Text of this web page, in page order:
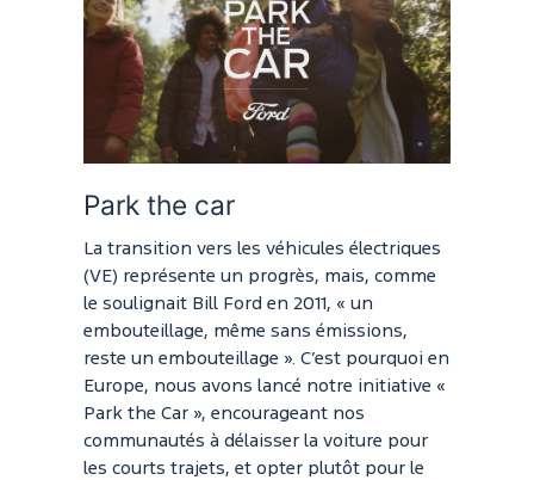
Park the car
La transition vers les véhicules électriques
(VE) représente un progrès, mais, comme
le soulignait Bill Ford en 2011, « un
embouteillage, même sans émissions,
reste un embouteillage ». C’est pourquoi en
Europe, nous avons lancé notre initiative «
Park the Car », encourageant nos
communautés à délaisser la voiture pour
les courts trajets, et opter plutôt pour le